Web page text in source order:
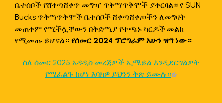
ቤተሰቦች የሸቀጣሸቀጥ መግዣ ጥቅማጥቅሞች ያቀርባል። የ SUN
Bucks ጥቅማጥቅሞች ቤተሰቦች ሸቀጣሸቀጦችን ለመግዛት
መጠቀም የሚችሏቸውን በቅድሚያ የተጫኑ ካርዶች መልክ
የሚመጡ ይሆናል። የሰመር 2024 ፕሮግራም አሁን ዝግ ነው።
ስለ ሰመር 2025 አዳዲስ መረጃዎች ኢሜይል እንዲደርግልዎት
የሚፈልጉ ከሆነ እባክዎ ይህንን ቅጽ ይሙሉ።